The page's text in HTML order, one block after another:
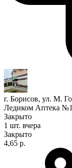
г. Борисов, ул. М.
Ледиком Аптека
Закрыто
1 шт. вчера
Закрыто
4,65 р.